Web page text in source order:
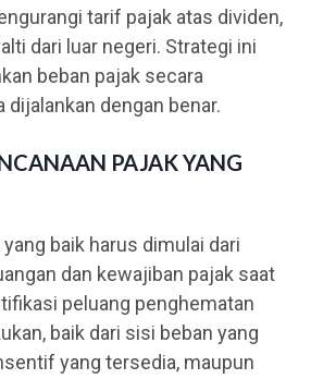
tarif pajak atas dividen,
dari luar negeri. Strategi ini
beban pajak secara
dengan benar.
PAJAK YANG
baik harus dimulai dari
dan kewajiban pajak saat
peluang penghematan
baik dari sisi beban yang
yang tersedia, maupun